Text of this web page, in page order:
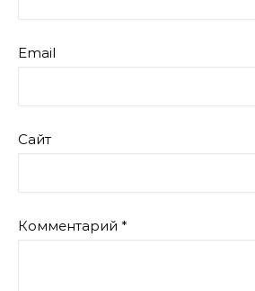
Email
Сайт
Комментарий *